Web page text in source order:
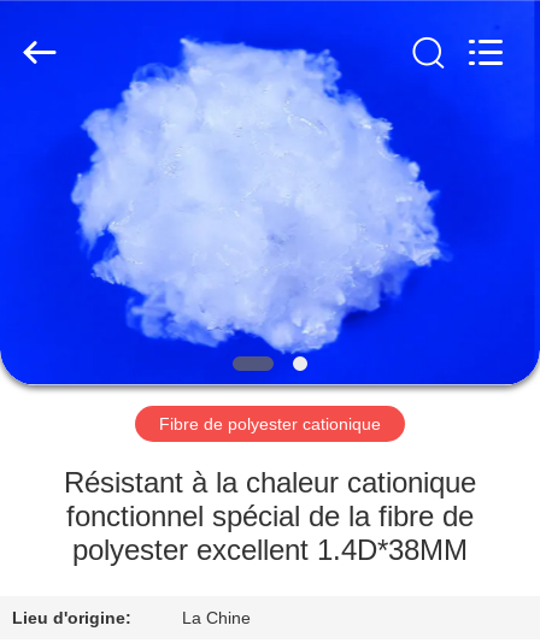
MAISON
PRODUITS
VIDÉOS
AU
SUJET
NOUS
VISITE
AZURE
IMP&EXP
Fibre de polyester cationique
Résistant à la chaleur cationique
fonctionnel spécial de la fibre de
polyester excellent 1.4D*38MM
Lieu d'origine: La Chine